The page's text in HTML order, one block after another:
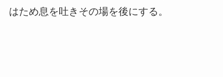
はため息を吐きその場を後にする。